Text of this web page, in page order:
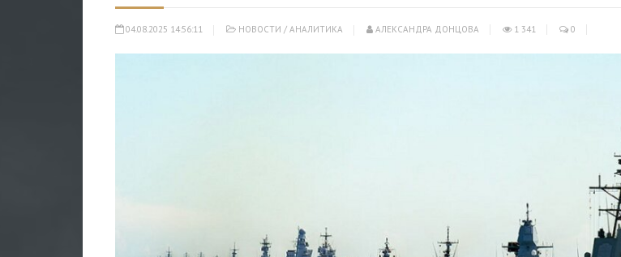
04.08.2025 14:56:11 НОВОСТИ / АНАЛИТИКА АЛЕКСАНДРА ДОНЦОВА 1 341 0